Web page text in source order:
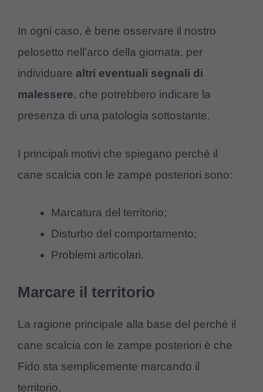
In ogni caso, è bene osservare il nostro
pelosetto nell’arco della giornata, per
individuare altri eventuali segnali di
malessere, che potrebbero indicare la
presenza di una patologia sottostante.
I principali motivi che spiegano perché il
cane scalcia con le zampe posteriori sono:
Marcatura del territorio;
Disturbo del comportamento;
Problemi articolari.
Marcare il territorio
La ragione principale alla base del perché il
cane scalcia con le zampe posteriori è che
Fido sta semplicemente marcando il
territorio.